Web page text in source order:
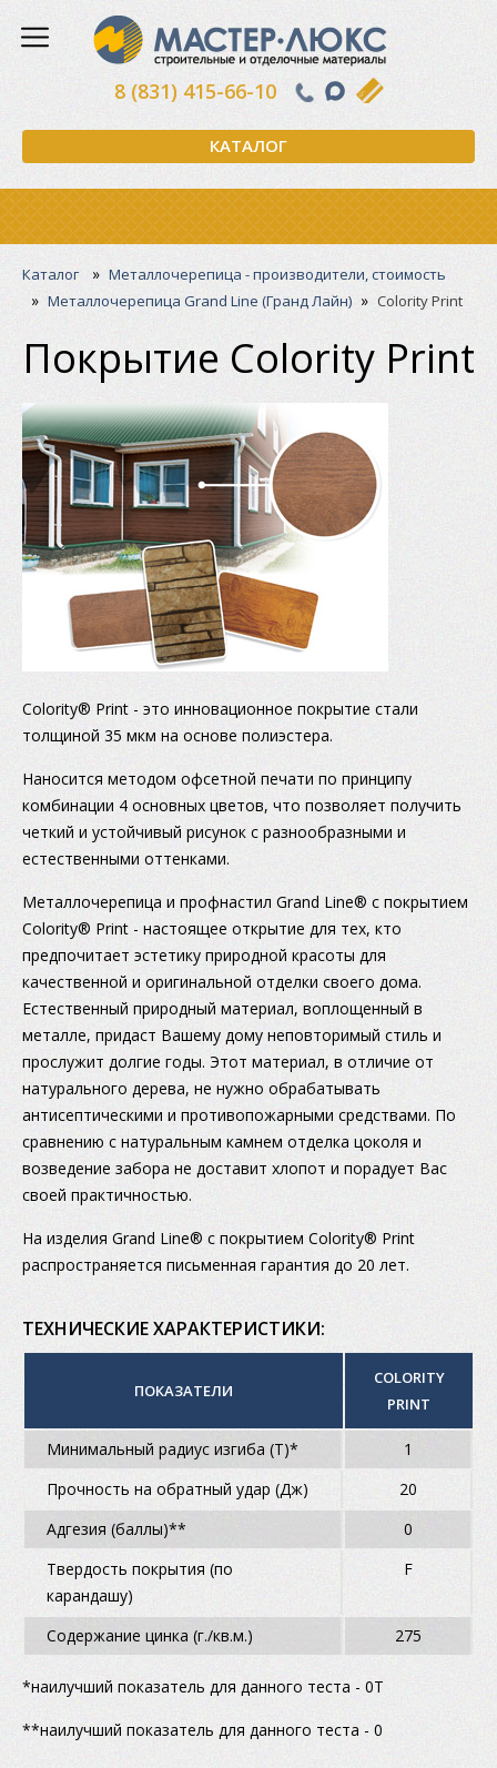
КАТАЛОГ
8 (831) 415-66-10
Каталог» Металлочерепица - производители, стоимость
» Металлочерепица Grand Line (Гранд Лайн) » Colority Print
Покрытие Colority Print
Colority® Print - это инновационное покрытие стали
толщиной 35 мкм на основе полиэстера.
Наносится методом офсетной печати по принципу
комбинации 4 основных цветов, что позволяет получить
четкий и устойчивый рисунок с разнообразными и
естественными оттенками.
Металлочерепица и профнастил Grand Line® с покрытием
Colority® Print - настоящее открытие для тех, кто
предпочитает эстетику природной красоты для
качественной и оригинальной отделки своего дома.
Естественный природный материал, воплощенный в
металле, придаст Вашему дому неповторимый стиль и
прослужит долгие годы. Этот материал, в отличие от
натурального дерева, не нужно обрабатывать
антисептическими и противопожарными средствами. По
сравнению с натуральным камнем отделка цоколя и
возведение забора не доставит хлопот и порадует Вас
своей практичностью.
На изделия Grand Line® с покрытием Colority® Print
распространяется письменная гарантия до 20 лет.
ТЕХНИЧЕСКИЕ ХАРАКТЕРИСТИКИ:
ПОКАЗАТЕЛИ
COLORITY
PRINT
Минимальный радиус изгиба (Т)*
1
Прочность на обратный удар (Дж)
20
Адгезия (баллы)**
0
Твердость покрытия (по
карандашу)
F
Содержание цинка (г./кв.м.) 275
*наилучший показатель для данного теста - 0Т
**наилучший показатель для данного теста - 0